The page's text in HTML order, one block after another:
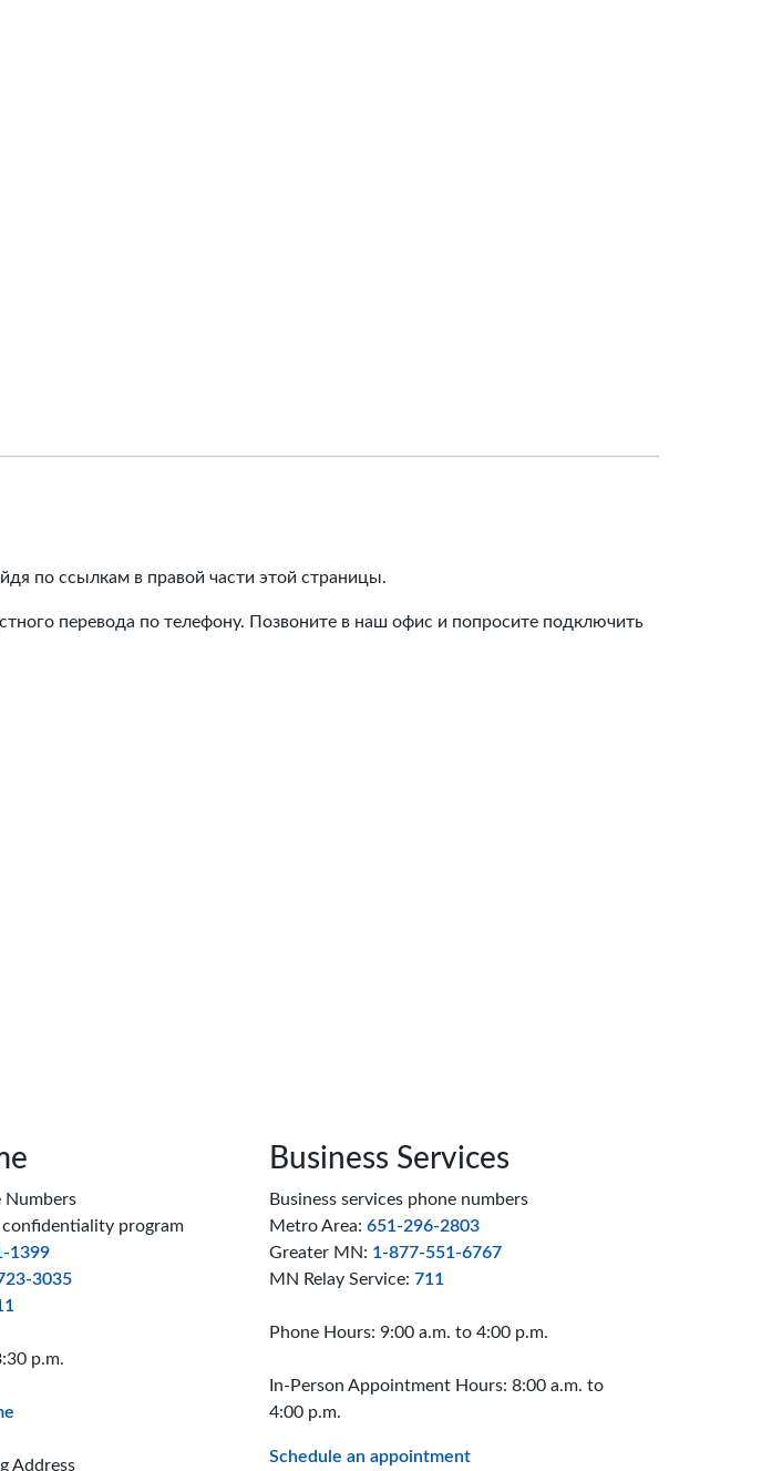
по ссылкам в правой части этой страницы.
перевода по телефону. Позвоните в наш офис и попросите подключить
Numbers
confidentiality program
1399
3035
p.m.
Address
Business Services
Business services phone numbers
Metro Area: 651-296-2803
Greater MN: 1-877-551-6767
MN Relay Service: 711
Phone Hours: 9:00 a.m. to 4:00 p.m.
In-Person Appointment Hours: 8:00 a.m. to
4:00 p.m.
Schedule an appointment